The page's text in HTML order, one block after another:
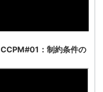
CCPM#01：制約条件の